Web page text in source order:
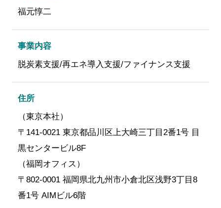
福元惇二
事業内容
脱炭素支援/再エネ導入支援/ファイナンス支援
住所
（東京本社）
〒141-0021 東京都品川区上大崎三丁目2番1号 目
黒センタービル8F
（福岡オフィス）
〒802-0001 福岡県北九州市小倉北区浅野3丁目8
番1号 AIMビル6階